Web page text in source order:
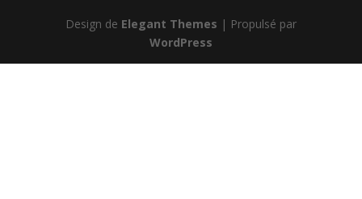
Design de Elegant Themes | Propulsé par
WordPress